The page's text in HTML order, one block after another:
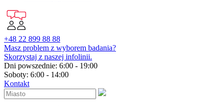
+48 22 899 88 88
Masz problem z wyborem badania?
Skorzystaj z naszej infolinii.
Dni powszednie: 6:00 - 19:00
Soboty: 6:00 - 14:00
Kontakt